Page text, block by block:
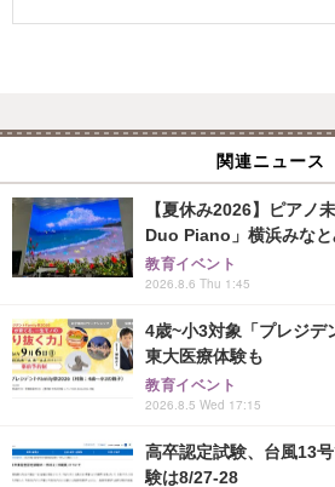
関連ニュース
【夏休み2026】ピアノ
Duo Piano」横浜みな
教育イベント
2026.8.6 Thu 1:45
4歳~小3対象「プレジデ
東大医療体験も
教育イベント
2026.8.5 Wed 17:15
高卒認定試験、台風13
験は8/27-28